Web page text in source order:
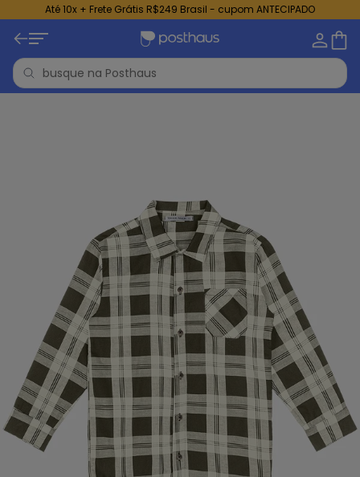
Até 10x + Frete Grátis R$249 Brasil - cupom ANTECIPADO